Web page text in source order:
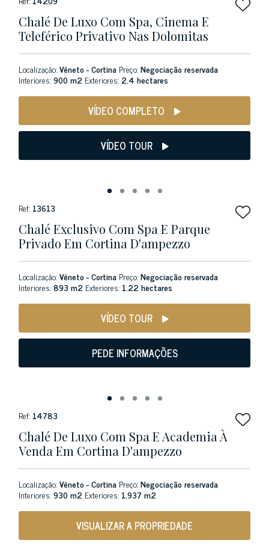
Chalé De Luxo Com Spa, Cinema E
Teleférico Privativo Nas Dolomitas
Localização:Vêneto - Cortina Preço:Negociação reservada
Interiores:900 m2 Exteriores: 2.4 hectares
VÍDEO COMPLETO
VÍDEO TOUR
Ref: 13613
Chalé Exclusivo Com Spa E Parque
Privado Em Cortina D'ampezzo
Localização:Vêneto - Cortina Preço:Negociação reservada
Interiores:893 m2 Exteriores: 1.22 hectares
VÍDEO TOUR
PEDE INFORMAÇÕES
Ref: 14783
Chalé De Luxo Com Spa E Academia À
Venda Em Cortina D'ampezzo
Localização:Vêneto - Cortina Preço:Negociação reservada
Interiores:930 m2 Exteriores: 1,937 m2
VISUALIZAR A PROPRIEDADE